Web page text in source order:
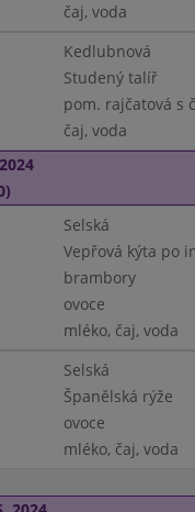
čaj, voda
Kedlubnová
Studený talíř
pom. rajčatová s
čaj, voda
Selská
Vepřová kýta po
brambory
ovoce
mléko, čaj, voda
Selská
Španělská rýže
ovoce
mléko, čaj, voda